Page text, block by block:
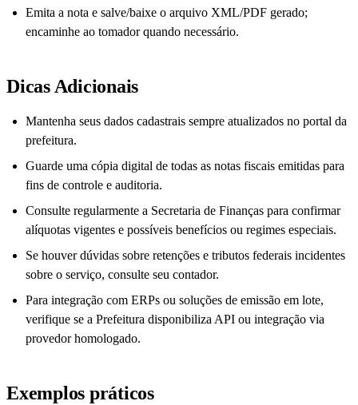
Emita a nota e salve/baixe o arquivo XML/PDF gerado;
encaminhe ao tomador quando necessário.
Dicas Adicionais
Mantenha seus dados cadastrais sempre atualizados no portal da
prefeitura.
Guarde uma cópia digital de todas as notas fiscais emitidas para
fins de controle e auditoria.
Consulte regularmente a Secretaria de Finanças para confirmar
alíquotas vigentes e possíveis benefícios ou regimes especiais.
Se houver dúvidas sobre retenções e tributos federais incidentes
sobre o serviço, consulte seu contador.
Para integração com ERPs ou soluções de emissão em lote,
verifique se a Prefeitura disponibiliza API ou integração via
provedor homologado.
Exemplos práticos